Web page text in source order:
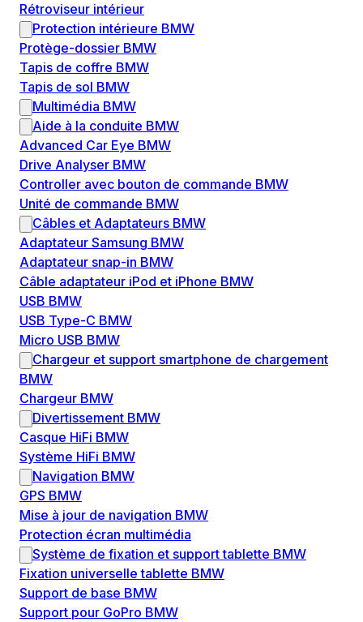
Rétroviseur intérieur
Protection intérieure BMW
Protège-dossier BMW
Tapis de coffre BMW
Tapis de sol BMW
Multimédia BMW
Aide à la conduite BMW
Advanced Car Eye BMW
Drive Analyser BMW
Controller avec bouton de commande BMW
Unité de commande BMW
Câbles et Adaptateurs BMW
Adaptateur Samsung BMW
Adaptateur snap-in BMW
Câble adaptateur iPod et iPhone BMW
USB BMW
USB Type-C BMW
Micro USB BMW
Chargeur et support smartphone de chargement
BMW
Chargeur BMW
Divertissement BMW
Casque HiFi BMW
Système HiFi BMW
Navigation BMW
GPS BMW
Mise à jour de navigation BMW
Protection écran multimédia
Système de fixation et support tablette BMW
Fixation universelle tablette BMW
Support de base BMW
Support pour GoPro BMW